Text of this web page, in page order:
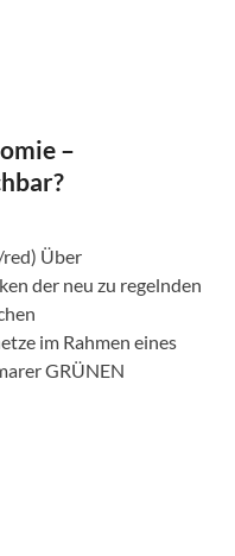
–
Über
der neu zu regelnden
im Rahmen eines
GRÜNEN